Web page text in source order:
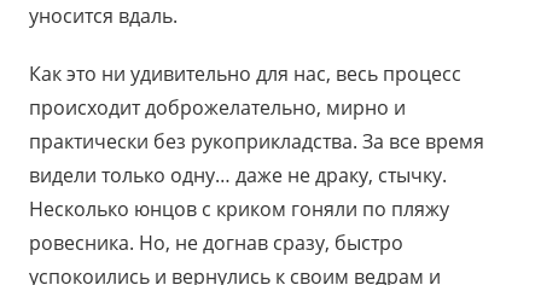
уносится вдаль.
Как это ни удивительно для нас, весь процесс
происходит доброжелательно, мирно и
практически без рукоприкладства. За все время
видели только одну… даже не драку, стычку.
Несколько юнцов с криком гоняли по пляжу
ровесника. Но, не догнав сразу, быстро
успокоились и вернулись к своим ведрам и